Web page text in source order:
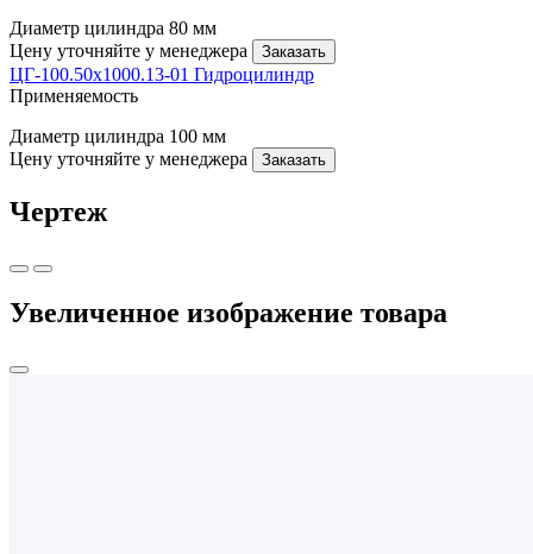
Диаметр цилиндра 80 мм
Цену уточняйте у менеджера
Заказать
ЦГ-100.50х1000.13-01 Гидроцилиндр
Применяемость
Диаметр цилиндра 100 мм
Цену уточняйте у менеджера
Заказать
Чертеж
Увеличенное изображение товара